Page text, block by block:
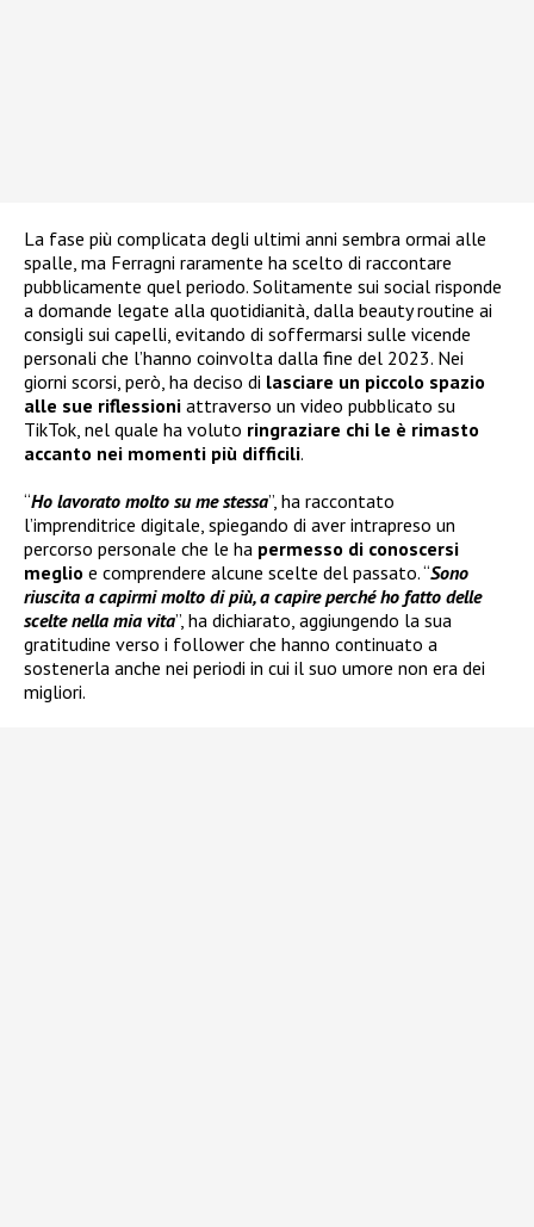
La fase più complicata degli ultimi anni sembra ormai alle
spalle, ma Ferragni raramente ha scelto di raccontare
pubblicamente quel periodo. Solitamente sui social risponde
a domande legate alla quotidianità, dalla beauty routine ai
consigli sui capelli, evitando di soffermarsi sulle vicende
personali che l’hanno coinvolta dalla fine del 2023. Nei
giorni scorsi, però, ha deciso di lasciare un piccolo spazio
alle sue riflessioni attraverso un video pubblicato su
TikTok, nel quale ha voluto ringraziare chi le è rimasto
accanto nei momenti più difficili.
“Ho lavorato molto su me stessa”, ha raccontato
l’imprenditrice digitale, spiegando di aver intrapreso un
percorso personale che le ha permesso di conoscersi
meglio e comprendere alcune scelte del passato. “Sono
riuscita a capirmi molto di più, a capire perché ho fatto delle
scelte nella mia vita”, ha dichiarato, aggiungendo la sua
gratitudine verso i follower che hanno continuato a
sostenerla anche nei periodi in cui il suo umore non era dei
migliori.